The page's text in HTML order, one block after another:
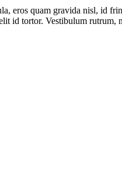
eros quam gravida nisl, id
id tortor. Vestibulum